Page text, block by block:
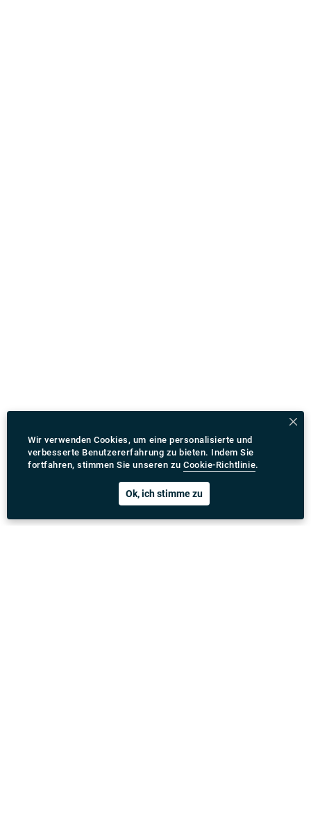
Wir verwenden Cookies, um eine personalisierte und
verbesserte Benutzererfahrung zu bieten. Indem Sie
fortfahren, stimmen Sie unseren zu Cookie-Richtlinie.
Ok, ich stimme zu